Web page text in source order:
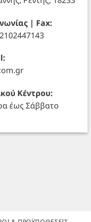
| Fax:
Κέντρου:
έως Σάββατο